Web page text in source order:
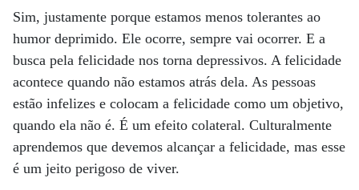
Sim, justamente porque estamos menos tolerantes ao
humor deprimido. Ele ocorre, sempre vai ocorrer. E a
busca pela felicidade nos torna depressivos. A felicidade
acontece quando não estamos atrás dela. As pessoas
estão infelizes e colocam a felicidade como um objetivo,
quando ela não é. É um efeito colateral. Culturalmente
aprendemos que devemos alcançar a felicidade, mas esse
é um jeito perigoso de viver.